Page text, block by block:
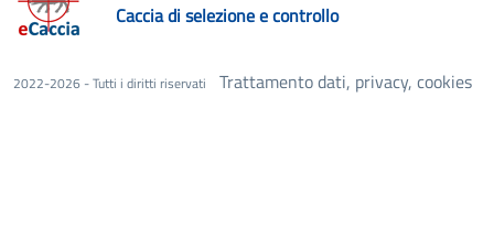
Caccia di selezione e controllo
2022-2026 - Tutti i diritti riservati Trattamento dati, privacy, cookies